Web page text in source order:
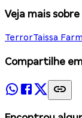
Veja mais sobre
TerrorTaissa
Compartilhe